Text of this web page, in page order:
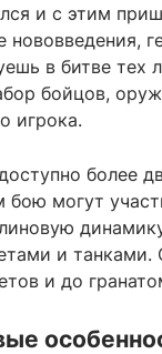
и с этим
нововведения,
в битве тех
бойцов,
игрока.
более
бою могут
и танками.
и до